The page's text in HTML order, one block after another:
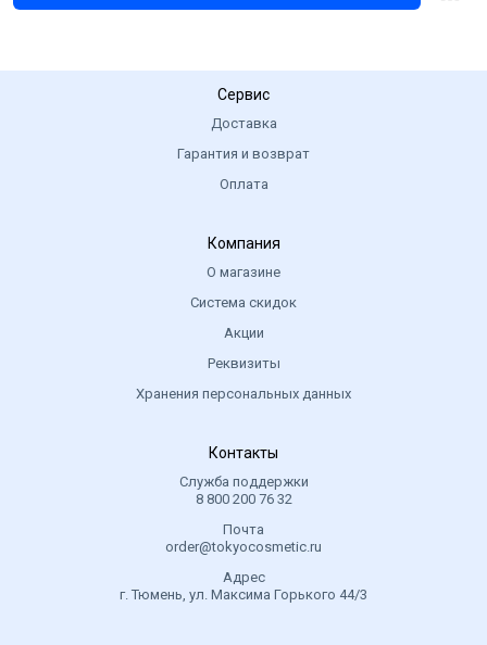
Сервис
Доставка
Гарантия и возврат
Оплата
Компания
О магазине
Система скидок
Акции
Реквизиты
Хранения персональных данных
Контакты
Служба поддержки
8 800 200 76 32
Почта
order@tokyocosmetic.ru
Адрес
г. Тюмень, ул. Максима Горького 44/3